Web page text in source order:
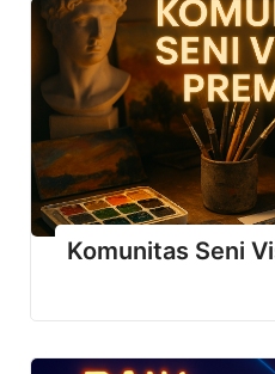
Komunitas Seni